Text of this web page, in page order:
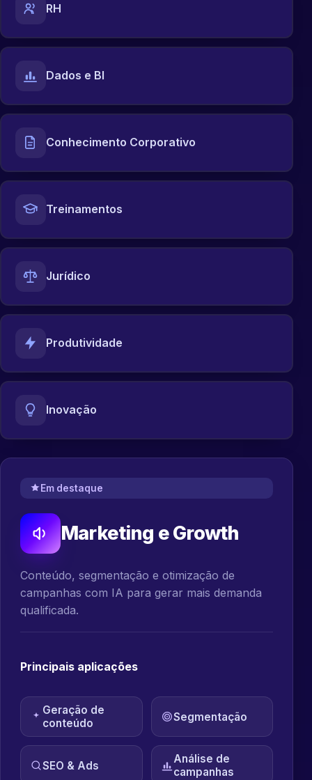
RH
Dados e BI
Conhecimento Corporativo
Treinamentos
Jurídico
Produtividade
Inovação
Em destaque
Marketing e Growth
Conteúdo, segmentação e otimização de
campanhas com IA para gerar mais demanda
qualificada.
Principais aplicações
Geração de
conteúdo
Segmentação
SEO & Ads
Análise de
campanhas